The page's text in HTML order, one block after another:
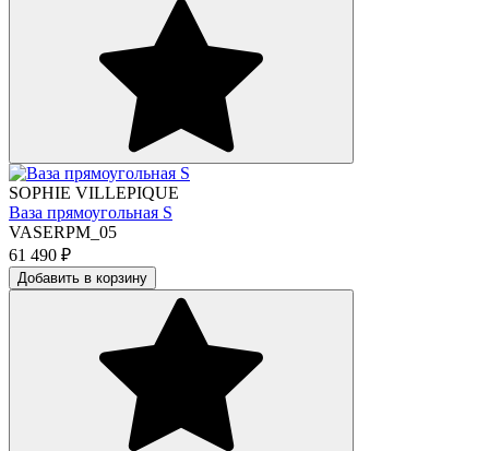
SOPHIE VILLEPIQUE
Ваза прямоугольная S
VASERPM_05
61 490 ₽
Добавить в корзину